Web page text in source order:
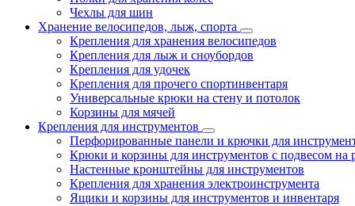
Чехлы для шин
Хранение велосипедов, лыж, спорта
Крепления для хранения велосипедов
Крепления для лыж и сноубордов
Крепления для удочек
Крепления для прочего спортинвентаря
Универсальные крюки на стену и потолок
Корзины для мячей
Крепления для инструментов
Перфорированные панели и крючки для
Крюки и корзины для инструментов с подвесом на
Настенные кронштейны для инструментов
Крепления для хранения электроинструмента
Ящики и корзины для инструментов и инвентаря